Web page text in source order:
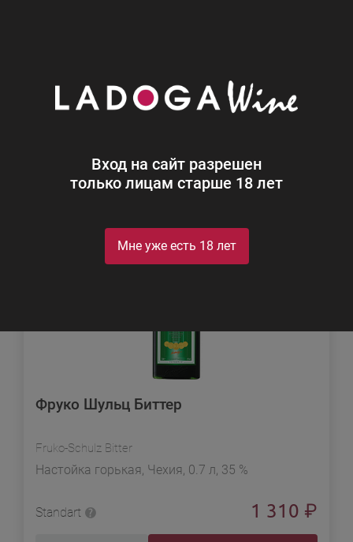
Вход на сайт разрешен
только лицам старше 18 лет
Мне уже есть 18 лет
Крепкий алкоголь
Сортировка
Фруко Шульц Биттер
Fruko-Schulz Bitter
Настойка горькая, Чехия, 0.7 л, 35 %
Standart 1 310 ₽